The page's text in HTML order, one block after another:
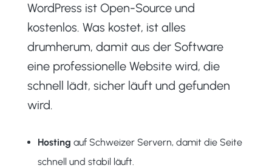
WordPress ist Open-Source und
kostenlos. Was kostet, ist alles
drumherum, damit aus der Software
eine professionelle Website wird, die
schnell lädt, sicher läuft und gefunden
wird.
Hosting auf Schweizer Servern, damit die Seite
schnell und stabil läuft.